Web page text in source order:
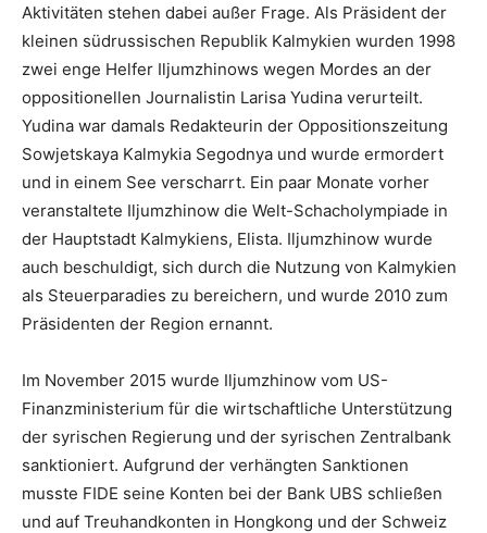
Aktivitäten stehen dabei außer Frage. Als Präsident der
kleinen südrussischen Republik Kalmykien wurden 1998
zwei enge Helfer Iljumzhinows wegen Mordes an der
oppositionellen Journalistin Larisa Yudina verurteilt.
Yudina war damals Redakteurin der Oppositionszeitung
Sowjetskaya Kalmykia Segodnya und wurde ermordert
und in einem See verscharrt. Ein paar Monate vorher
veranstaltete Iljumzhinow die Welt-Schacholympiade in
der Hauptstadt Kalmykiens, Elista. Iljumzhinow wurde
auch beschuldigt, sich durch die Nutzung von Kalmykien
als Steuerparadies zu bereichern, und wurde 2010 zum
Präsidenten der Region ernannt.
Im November 2015 wurde Iljumzhinow vom US-
Finanzministerium für die wirtschaftliche Unterstützung
der syrischen Regierung und der syrischen Zentralbank
sanktioniert. Aufgrund der verhängten Sanktionen
musste FIDE seine Konten bei der Bank UBS schließen
und auf Treuhandkonten in Hongkong und der Schweiz